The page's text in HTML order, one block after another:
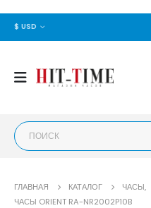
$ USD
ГЛАВНАЯ КАТАЛОГ ЧАСЫ,
ЧАСЫ ORIENT RA-NR2002P10B